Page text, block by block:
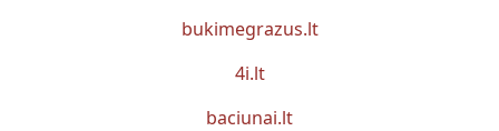
bukimegrazus.lt
4i.lt
baciunai.lt